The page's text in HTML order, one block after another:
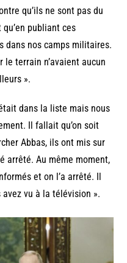
qu’ils ne sont pas du
publiant ces
dans nos camps militaires.
terrain n’avaient aucun
».
dans la liste mais nous
Il fallait qu’on soit
Abbas, ils ont mis sur
arrêté. Au même moment,
et on l’a arrêté. Il
vu à la télévision ».